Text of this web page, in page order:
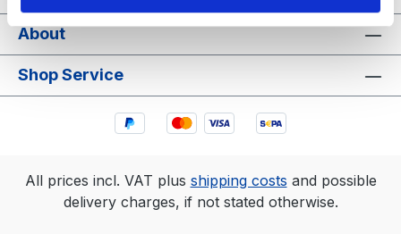
About
Shop Service
All prices incl. VAT plus shipping costs and possible
delivery charges, if not stated otherwise.